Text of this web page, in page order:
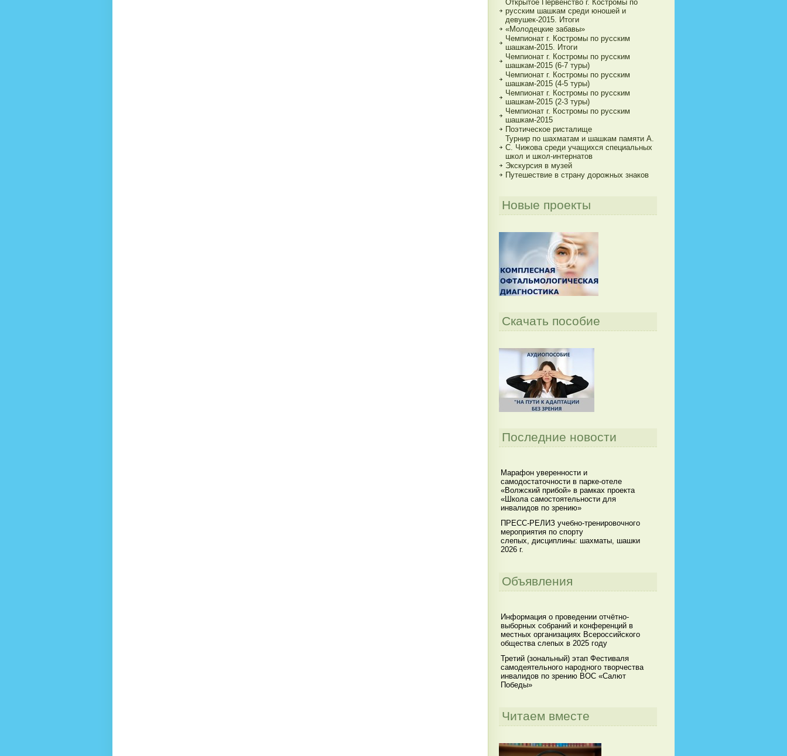
Открытое Первенство г. Костромы по
русским шашкам среди юношей и
девушек-2015. Итоги
«Молодецкие забавы»
Чемпионат г. Костромы по русским
шашкам-2015. Итоги
Чемпионат г. Костромы по русским
шашкам-2015 (6-7 туры)
Чемпионат г. Костромы по русским
шашкам-2015 (4-5 туры)
Чемпионат г. Костромы по русским
шашкам-2015 (2-3 туры)
Чемпионат г. Костромы по русским
шашкам-2015
Поэтическое ристалище
Турнир по шахматам и шашкам памяти А.
С. Чижова среди учащихся специальных
школ и школ-интернатов
Экскурсия в музей
Путешествие в страну дорожных знаков
Новые проекты
Скачать пособие
Последние новости
Марафон уверенности и
самодостаточности в парке-отеле
«Волжский прибой» в рамках проекта
«Школа самостоятельности для
инвалидов по зрению»
ПРЕСС-РЕЛИЗ учебно-тренировочного
мероприятия по спорту
слепых, дисциплины: шахматы, шашки
2026 г.
Объявления
Информация о проведении отчётно-
выборных собраний и конференций в
местных организациях Всероссийского
общества слепых в 2025 году
Третий (зональный) этап Фестиваля
самодеятельного народного творчества
инвалидов по зрению ВОС «Салют
Победы»
Читаем вместе